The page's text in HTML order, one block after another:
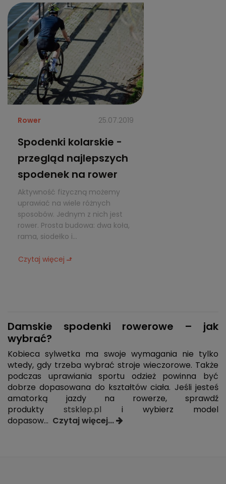
Rower 25.07.2019
Spodenki kolarskie -
przegląd najlepszych
spodenek na rower
Aktywność fizyczną możemy
uprawiać na wiele różnych
sposobów. Jednym z nich jest
rower. Prosta budowa: dwa koła,
rama, siodełko i...
Czytaj więcej
Damskie spodenki rowerowe – jak
wybrać?
Kobieca sylwetka ma swoje wymagania nie tylko
wtedy, gdy trzeba wybrać stroje wieczorowe. Także
podczas uprawiania sportu odzież powinna być
dobrze dopasowana do kształtów ciała. Jeśli jesteś
amatorką jazdy na rowerze, sprawdź
produktystsklep.pl i wybierz model
dopasow... Czytaj więcej...